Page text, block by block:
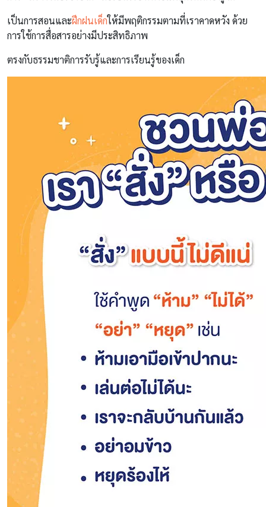
เป็นการสอนและฝึกฝนเด็กให้มีพฤติกรรมตามที่เราคาดหวัง ด้วย
การใช้การสื่อสารอย่างมีประสิทธิภาพ
ตรงกับธรรมชาติการรับรู้และการเรียนรู้ของเด็ก